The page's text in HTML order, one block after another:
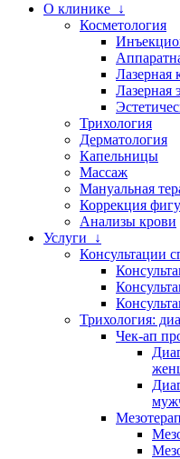
О клинике ↓
Косметология
Лазерная
Лазерная
Трихология
Дерматология
Капельницы
Массаж
Мануальная
Коррекция
Анализы крови
Услуги ↓
Консультации
Трихология:
Чек-ап